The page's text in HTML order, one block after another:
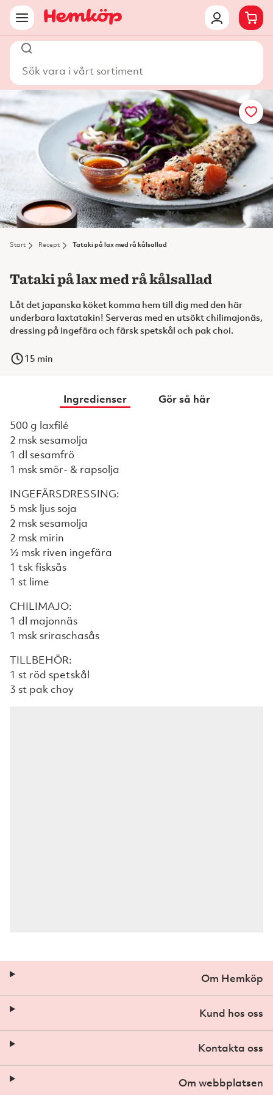
Start Recept Tataki på lax med rå kålsallad
Tataki på lax med rå kålsallad
Låt det japanska köket komma hem till dig med den här
underbara laxtatakin! Serveras med en utsökt chilimajonäs,
dressing på ingefära och färsk spetskål och pak choi.
15 min
Ingredienser
Gör så här
500 g laxfilé
2 msk sesamolja
1 dl sesamfrö
1 msk smör- & rapsolja
INGEFÄRSDRESSING:
5 msk ljus soja
2 msk sesamolja
2 msk mirin
½ msk riven ingefära
1 tsk fisksås
1 st lime
CHILIMAJO:
1 dl majonnäs
1 msk sriraschasås
TILLBEHÖR:
1 st röd spetskål
3 st pak choy
Om Hemköp
Kund hos oss
Kontakta oss
Om webbplatsen